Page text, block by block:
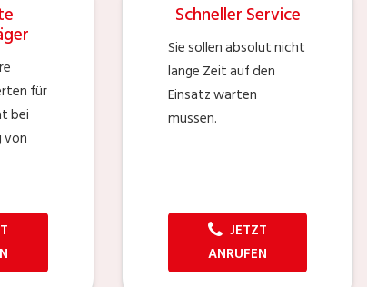
für
bei
von
Schneller Service
Sie sollen absolut nicht
lange Zeit auf den
Einsatz warten
müssen.
JETZT
ANRUFEN